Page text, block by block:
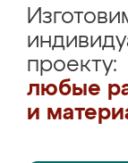
проекту:
любые
и